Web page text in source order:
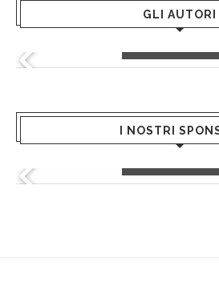
GLI AUTORI
I NOSTRI